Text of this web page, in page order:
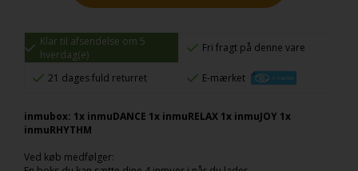
Klar til afsendelse om 5
hverdag(e)
Fri fragt på denne vare
21 dages fuld returret E-mærket
inmubox: 1x inmuDANCE 1x inmuRELAX 1x inmuJOY 1x
inmuRHYTHM
Ved køb medfølger: